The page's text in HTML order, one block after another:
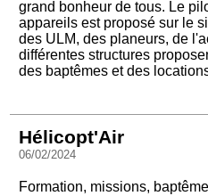
grand bonheur de tous. Le
appareils est proposé sur le
des ULM, des planeurs, de
différentes structures
des baptêmes et des
Hélicopt'Air
06/02/2024
Formation, missions,